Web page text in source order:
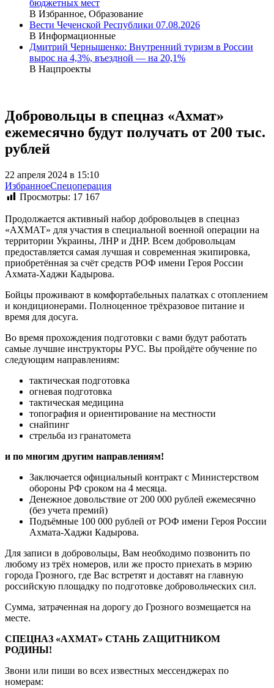
бюджетных мест
В Избранное, Образование
Вести Чеченской Республики 07.08.2026
В Информационные
Дмитрий Чернышенко: Внутренний туризм в России
вырос на 4,3%, въездной — на 20,1%
В Нацпроекты
Добровольцы в спецназ «Ахмат»
ежемесячно будут получать от 200 тыс.
рублей
22 апреля 2024 в 15:10
ИзбранноеСпецоперация
Просмотры: 17 167
Продолжается активный набор добровольцев в спецназ
«АХМАТ» для участия в специальной военной операции на
территории Украины, ЛНР и ДНР. Всем добровольцам
предоставляется самая лучшая и современная экипировка,
приобретённая за счёт средств РОФ имени Героя России
Ахмата-Хаджи Кадырова.
Бойцы проживают в комфортабельных палатках с отоплением
и кондиционерами. Полноценное трёхразовое питание и
время для досуга.
Во время прохождения подготовки с вами будут работать
самые лучшие инструкторы РУС. Вы пройдёте обучение по
следующим направлениям:
тактическая подготовка
огневая подготовка
тактическая медицина
топография и ориентирование на местности
снайпинг
стрельба из гранатомета
и по многим другим направлениям!
Заключается официальный контракт с Министерством
обороны РФ сроком на 4 месяца.
Денежное довольствие от 200 000 рублей ежемесячно
(без учета премий)
Подъёмные 100 000 рублей от РОФ имени Героя России
Ахмата-Хаджи Кадырова.
Для записи в добровольцы, Вам необходимо позвонить по
любому из трёх номеров, или же просто приехать в мэрию
города Грозного, где Вас встретят и доставят на главную
российскую площадку по подготовке добровольческих сил.
Сумма, затраченная на дорогу до Грозного возмещается на
месте.
СПЕЦНАЗ «АХМАТ» СТАНЬ ZАЩИТНИКОМ
РОДИНЫ!
Звони или пиши во всех известных мессенджерах по
номерам: